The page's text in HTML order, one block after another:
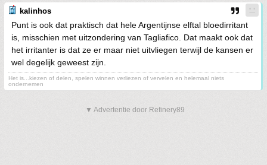
kalinhos
Punt is ook dat praktisch dat hele Argentijnse elftal bloedirritant
is, misschien met uitzondering van Tagliafico. Dat maakt ook dat
het irritanter is dat ze er maar niet uitvliegen terwijl de kansen er
wel degelijk geweest zijn.
Het is...kiezen of delen, spelen winnen verliezen of vervelen en helemaal niets
ondernemen
▼ Advertentie door Refinery89